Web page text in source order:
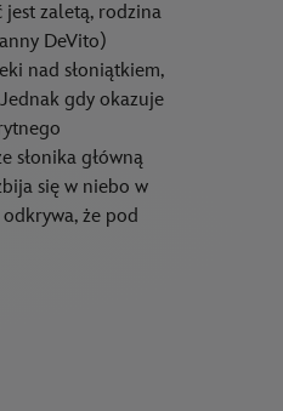
zaletą, rodzina
DeVito)
nad słoniątkiem,
gdy okazuje
słonika główną
się w niebo w
że pod